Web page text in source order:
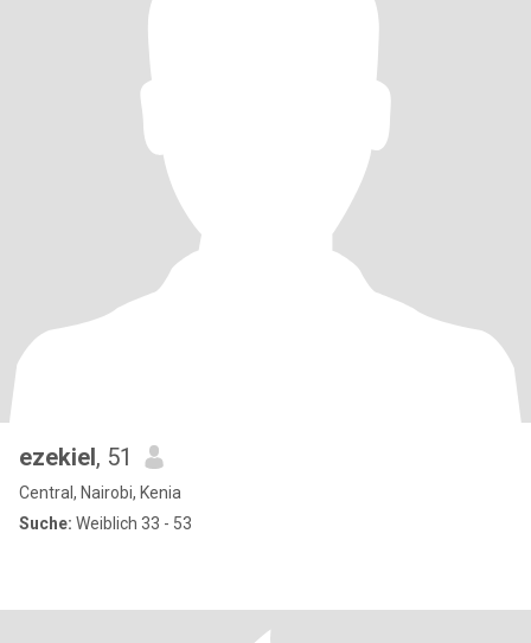
ezekiel, 51
Central, Nairobi, Kenia
Suche: Weiblich 33 - 53